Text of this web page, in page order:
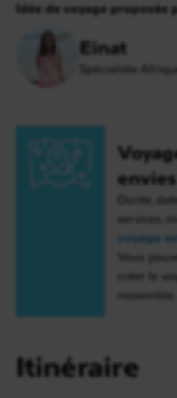
Idée de voyage proposée
Einat
Spécialiste
Durée,
services,
voyage
Vous
créer le
ressemble.
Itinéraire